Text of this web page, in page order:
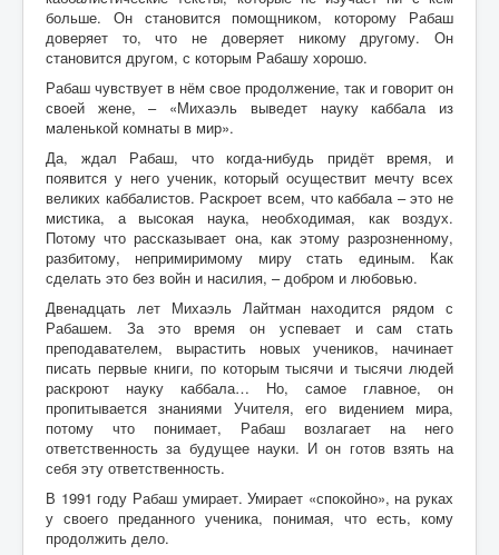
больше. Он становится помощником, которому Рабаш
доверяет то, что не доверяет никому другому. Он
становится другом, с которым Рабашу хорошо.
Рабаш чувствует в нём свое продолжение, так и говорит он
своей жене, – «Михаэль выведет науку каббала из
маленькой комнаты в мир».
Да, ждал Рабаш, что когда-нибудь придёт время, и
появится у него ученик, который осуществит мечту всех
великих каббалистов. Раскроет всем, что каббала – это не
мистика, а высокая наука, необходимая, как воздух.
Потому что рассказывает она, как этому разрозненному,
разбитому, непримиримому миру стать единым. Как
сделать это без войн и насилия, – добром и любовью.
Двенадцать лет Михаэль Лайтман находится рядом с
Рабашем. За это время он успевает и сам стать
преподавателем, вырастить новых учеников, начинает
писать первые книги, по которым тысячи и тысячи людей
раскроют науку каббала… Но, самое главное, он
пропитывается знаниями Учителя, его видением мира,
потому что понимает, Рабаш возлагает на него
ответственность за будущее науки. И он готов взять на
себя эту ответственность.
В 1991 году Рабаш умирает. Умирает «спокойно», на руках
у своего преданного ученика, понимая, что есть, кому
продолжить дело.